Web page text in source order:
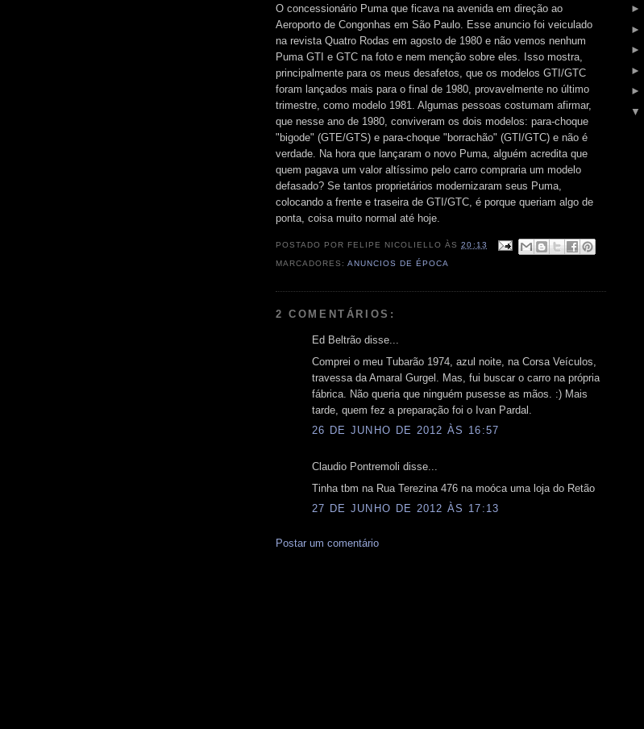
O concessionário Puma que ficava na avenida em direção ao
Aeroporto de Congonhas em São Paulo. Esse anuncio foi veiculado
na revista Quatro Rodas em agosto de 1980 e não vemos nenhum
Puma GTI e GTC na foto e nem menção sobre eles. Isso mostra,
principalmente para os meus desafetos, que os modelos GTI/GTC
foram lançados mais para o final de 1980, provavelmente no último
trimestre, como modelo 1981. Algumas pessoas costumam afirmar,
que nesse ano de 1980, conviveram os dois modelos: para-choque
"bigode" (GTE/GTS) e para-choque "borrachão" (GTI/GTC) e não é
verdade. Na hora que lançaram o novo Puma, alguém acredita que
quem pagava um valor altíssimo pelo carro compraria um modelo
defasado? Se tantos proprietários modernizaram seus Puma,
colocando a frente e traseira de GTI/GTC, é porque queriam algo de
ponta, coisa muito normal até hoje.
POSTADO POR FELIPE NICOLIELLO ÀS20:13
MARCADORES:ANUNCIOS DE ÉPOCA
2 COMENTÁRIOS:
Ed Beltrão disse...
Comprei o meu Tubarão 1974, azul noite, na Corsa Veículos,
travessa da Amaral Gurgel. Mas, fui buscar o carro na própria
fábrica. Não queria que ninguém pusesse as mãos. :) Mais
tarde, quem fez a preparação foi o Ivan Pardal.
26 DE JUNHO DE 2012 ÀS 16:57
Claudio Pontremoli disse...
Tinha tbm na Rua Terezina 476 na moóca uma loja do Retão
27 DE JUNHO DE 2012 ÀS 17:13
Postar um comentário
►
►
►
►
►
▼